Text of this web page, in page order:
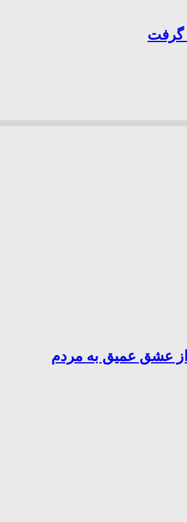
گرفت
از عشق عمیق به مردم